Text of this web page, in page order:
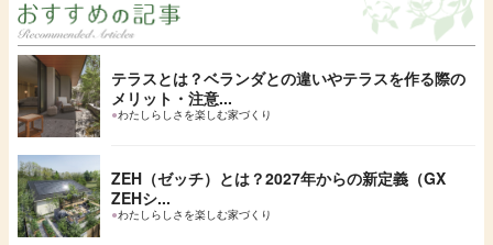
テラスとは？ベランダとの違いやテラスを作る際の
メリット・注意...
●わたしらしさを楽しむ家づくり
ZEH（ゼッチ）とは？2027年からの新定義（GX
ZEHシ...
●わたしらしさを楽しむ家づくり